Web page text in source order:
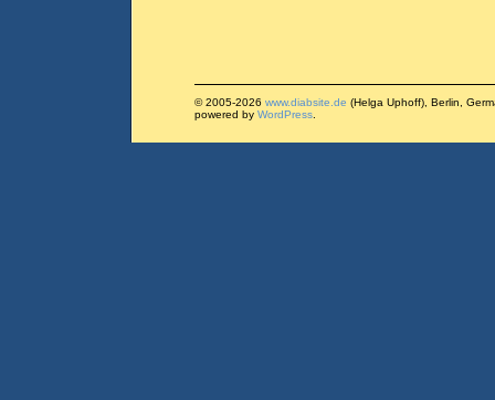
© 2005-2026 www.diabsite.de (Helga Uphoff), Berlin,
powered by WordPress.